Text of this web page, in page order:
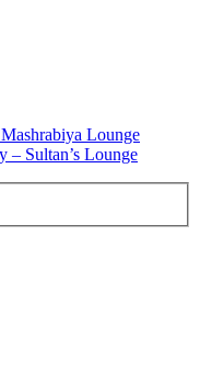
Lounge
– Sultan’s Lounge